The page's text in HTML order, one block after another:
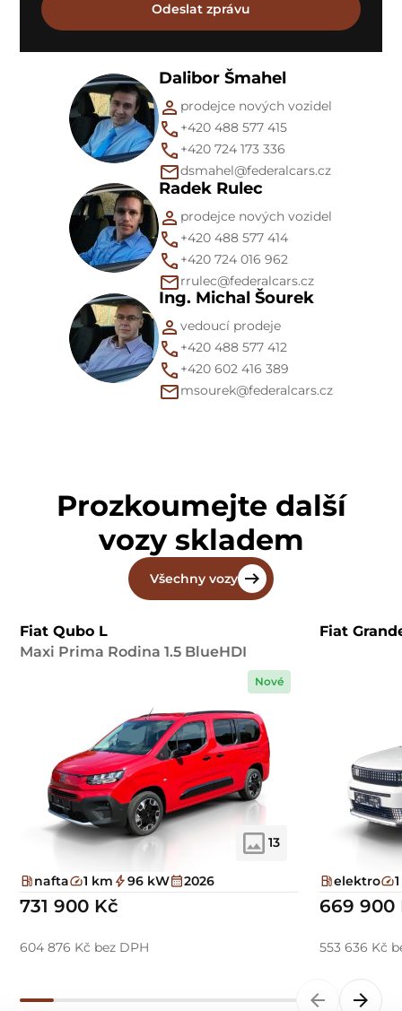
Dalibor Šmahel
prodejce nových vozidel
+420 488 577 415
+420 724 173 336
dsmahel@federalcars.cz
Radek Rulec
prodejce nových vozidel
+420 488 577 414
+420 724 016 962
rrulec@federalcars.cz
Ing. Michal Šourek
vedoucí prodeje
+420 488 577 412
+420 602 416 389
msourek@federalcars.cz
Prozkoumejte další
vozy skladem
Všechny vozy
Fiat Qubo L
Maxi Prima Rodina 1.5 BlueHDI
13
Nové
nafta 1 km 96 kW 2026
731 900 Kč
604 876 Kč bez DPH
Fiat
elektro
669 900
553 636 Kč